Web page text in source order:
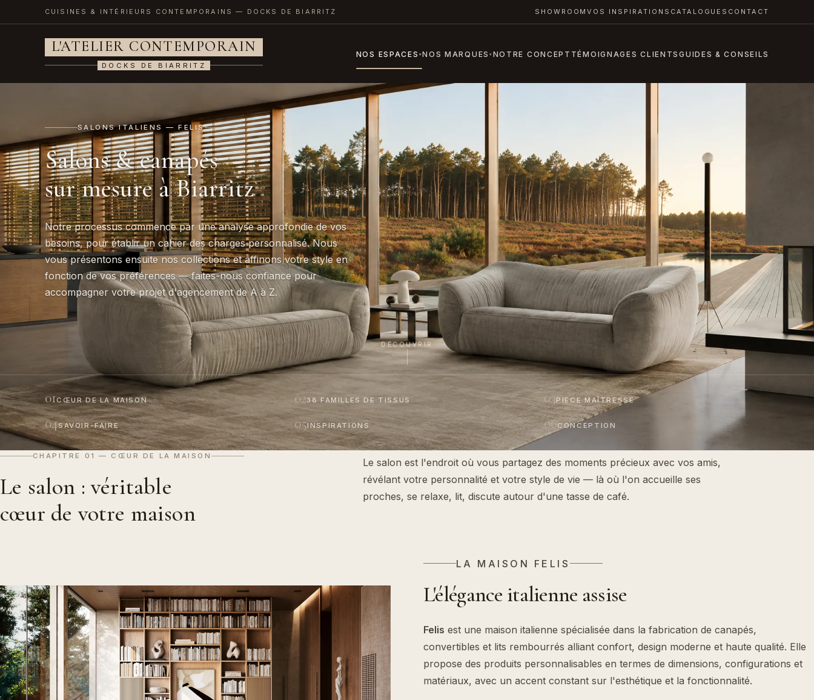
CUISINES & INTÉRIEURS CONTEMPORAINS — DOCKS DE BIARRITZ SHOWROOMVOS INSPIRATIONS CATALOGUES CONTACT
L'ATELIER CONTEMPORAIN
DOCKS DE BIARRITZ
NOS ESPACES ▾NOS MARQUES ▾ NOTRE CONCEPT TÉMOIGNAGES CLIENTSGUIDES & CONSEILS
SALONS ITALIENS — FELIS
Salons & canapés
sur mesure à Biarritz
Notre processus commence par une analyse approfondie de vos
besoins, pour établir un cahier des charges personnalisé. Nous
vous présentons ensuite nos collections et affinons votre style en
fonction de vos préférences — faites-nous confiance pour
accompagner votre projet d'agencement de A à Z.
01CŒUR DE LA MAISON 0238 FAMILLES DE TISSUS 03PIÈCE MAÎTRESSE
04SAVOIR-FAIRE 05INSPIRATIONS 06CONCEPTION
DÉCOUVRIR
CHAPITRE 01 — CŒUR DE LA MAISON
Le salon : véritable
cœur de votre maison
Le salon est l'endroit où vous partagez des moments précieux avec vos amis,
révélant votre personnalité et votre style de vie — là où l'on accueille ses
proches, se relaxe, lit, discute autour d'une tasse de café.
LA MAISON FELIS
L'élégance italienne assise
Felis est une maison italienne spécialisée dans la fabrication de canapés,
convertibles et lits rembourrés alliant confort, design moderne et haute qualité. Elle
propose des produits personnalisables en termes de dimensions, configurations et
matériaux, avec un accent constant sur l'esthétique et la fonctionnalité.